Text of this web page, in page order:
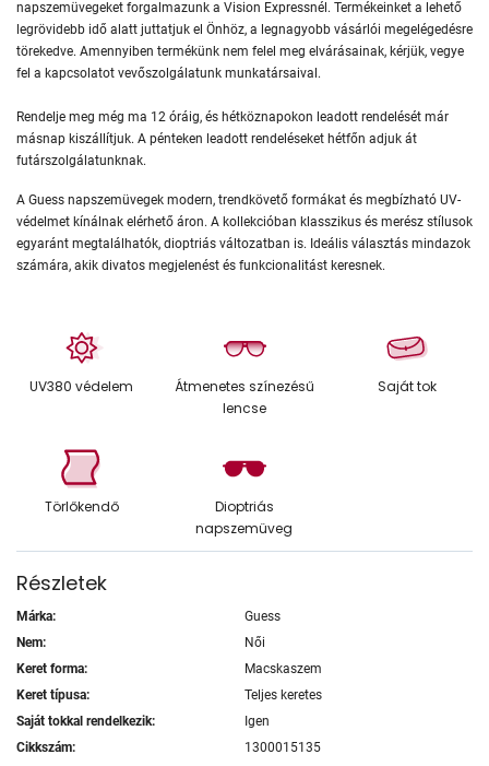
napszemüvegeket forgalmazunk a Vision Expressnél. Termékeinket a lehető
legrövidebb idő alatt juttatjuk el Önhöz, a legnagyobb vásárlói megelégedésre
törekedve. Amennyiben termékünk nem felel meg elvárásainak, kérjük, vegye
fel a kapcsolatot vevőszolgálatunk munkatársaival.
Rendelje meg még ma 12 óráig, és hétköznapokon leadott rendelését már
másnap kiszállítjuk. A pénteken leadott rendeléseket hétfőn adjuk át
futárszolgálatunknak.
A Guess napszemüvegek modern, trendkövető formákat és megbízható UV-
védelmet kínálnak elérhető áron. A kollekcióban klasszikus és merész stílusok
egyaránt megtalálhatók, dioptriás változatban is. Ideális választás mindazok
számára, akik divatos megjelenést és funkcionalitást keresnek.
UV380 védelem
Átmenetes színezésű
lencse
Saját tok
Törlőkendő
Dioptriás
napszemüveg
Részletek
Márka:
Guess
Nem:
Női
Keret forma:
Macskaszem
Keret típusa:
Teljes keretes
Saját tokkal rendelkezik:
Igen
Cikkszám:
1300015135